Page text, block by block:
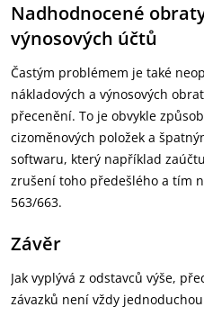
Nadhodnocené
výnosových účtů
Častým problémem je také
nákladových a výnosových
přecenění. To je obvykle
cizoměnových položek a
softwaru, který například
zrušení toho předešlého a tím
563/663.
Závěr
Jak vyplývá z odstavců výše,
závazků není vždy